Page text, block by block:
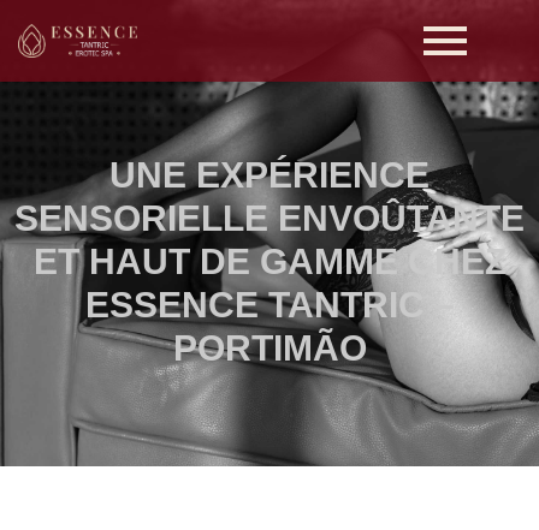
UNE EXPÉRIENCE
SENSORIELLE ENVOÛTANTE
ET HAUT DE GAMME CHEZ
ESSENCE TANTRIC –
PORTIMÃO